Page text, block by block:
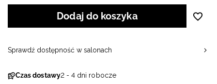
Dodaj do koszyka
Czas dostawy2 - 4 dni robocze
Sprawdź dostępność w salonach